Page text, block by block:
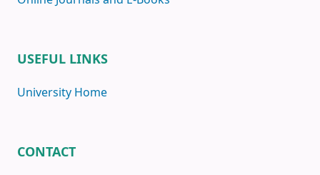
USEFUL LINKS
University Home
CONTACT